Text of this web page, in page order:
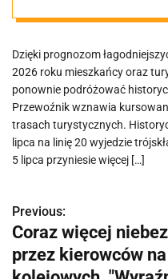
Dzięki prognozom
2026 roku mieszkańcy oraz
ponownie podróżować
Przewoźnik wznawia
trasach turystycznych.
lipca na linię 20 wyjedzie
5 lipca przyniesie więcej […]
N
a
Previous:
Coraz więcej
przez kierowców